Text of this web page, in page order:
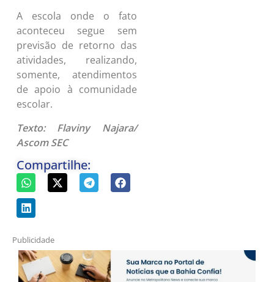
A escola onde o fato
aconteceu segue sem
previsão de retorno das
atividades, realizando,
somente, atendimentos
de apoio à comunidade
escolar.
Texto: Flaviny Najara/
Ascom SEC
Compartilhe:
Publicidade